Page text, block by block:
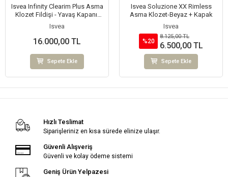
Isvea Infinity Clearim Plus Asma
Klozet Fildişi - Yavaş Kapanır
Kapak Fildişi
Isvea
16.000,00 TL
Sepete Ekle
Isvea Soluzione XX Rimless
Asma Klozet-Beyaz + Kapak
Isvea
%20
8.125,00 TL
6.500,00 TL
Sepete Ekle
Hızlı Teslimat
Siparişleriniz en kısa sürede elinize ulaşır.
Güvenli Alışveriş
Güvenli ve kolay ödeme sistemi
Geniş Ürün Yelpazesi